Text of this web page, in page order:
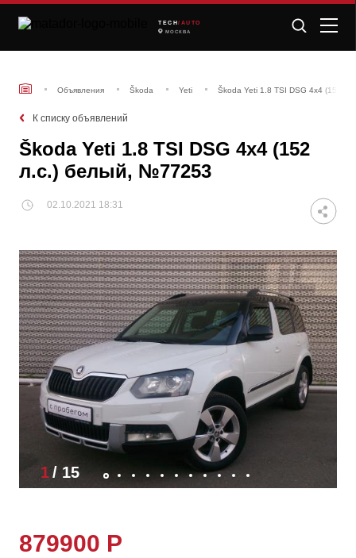
TECH /AUTO
МОСКВА
Объявления Škoda Yeti Škoda Yeti 1.8 TSI DSG 4x4 (152
К списку объявлений
Škoda Yeti 1.8 TSI DSG 4x4 (152
л.с.) белый, №77253
02.10.2021 18:31
1/ 15
879900 Р